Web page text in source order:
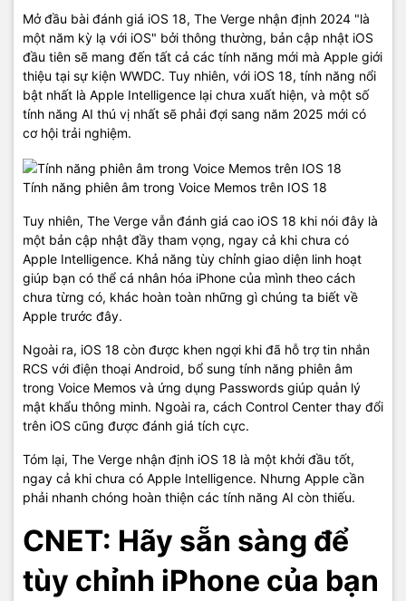
Mở đầu bài đánh giá iOS 18, The Verge nhận định 2024 "là
một năm kỳ lạ với iOS" bởi thông thường, bản cập nhật iOS
đầu tiên sẽ mang đến tất cả các tính năng mới mà Apple giới
thiệu tại sự kiện WWDC. Tuy nhiên, với iOS 18, tính năng nổi
bật nhất là Apple Intelligence lại chưa xuất hiện, và một số
tính năng AI thú vị nhất sẽ phải đợi sang năm 2025 mới có
cơ hội trải nghiệm.
Tính năng phiên âm trong Voice Memos trên IOS 18
Tuy nhiên, The Verge vẫn đánh giá cao iOS 18 khi nói đây là
một bản cập nhật đầy tham vọng, ngay cả khi chưa có
Apple Intelligence. Khả năng tùy chỉnh giao diện linh hoạt
giúp bạn có thể cá nhân hóa iPhone của mình theo cách
chưa từng có, khác hoàn toàn những gì chúng ta biết về
Apple trước đây.
Ngoài ra, iOS 18 còn được khen ngợi khi đã hỗ trợ tin nhắn
RCS với điện thoại Android, bổ sung tính năng phiên âm
trong Voice Memos và ứng dụng Passwords giúp quản lý
mật khẩu thông minh. Ngoài ra, cách Control Center thay đổi
trên iOS cũng được đánh giá tích cực.
Tóm lại, The Verge nhận định iOS 18 là một khởi đầu tốt,
ngay cả khi chưa có Apple Intelligence. Nhưng Apple cần
phải nhanh chóng hoàn thiện các tính năng AI còn thiếu.
CNET: Hãy sẵn sàng để
tùy chỉnh iPhone của bạn